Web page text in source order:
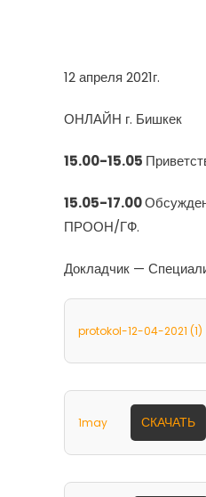
12 апреля 2021г.
ОНЛАЙН г. Бишкек
15.00-15.05
15.05-17.00
ПРООН/ГФ.
Докладчик —
protokol-12-04-2021 (1)
1may СКАЧАТЬ